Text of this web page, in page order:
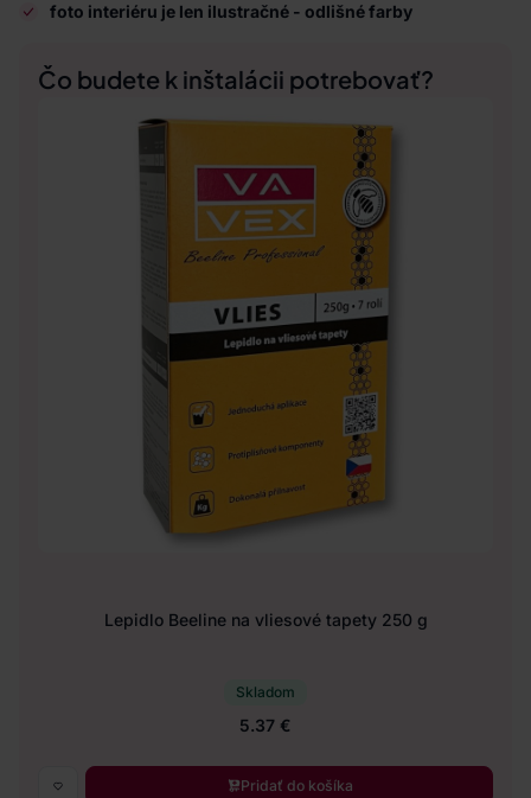
foto interiéru je len ilustračné - odlišné farby
Čo budete k inštalácii potrebovať?
Lepidlo Beeline na vliesové tapety 250 g
Skladom
5.37 €
Pridať do košíka